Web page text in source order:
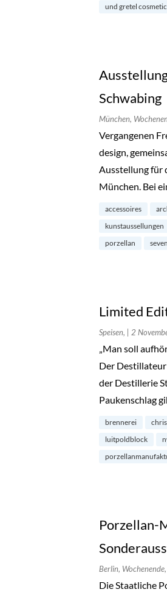
und gretel cosmetic
Schwabing
München,
Vergangenen
design,
Ausstellung für
München. Bei
accessoires
kunstaussellungen
porzellan
Limited
Speisen, | 2
„Man soll
Der
der Destillerie
Paukenschlag
brennerei
luitpoldblock
Porzellan-
Berlin, Wochenende,
Die Staatliche